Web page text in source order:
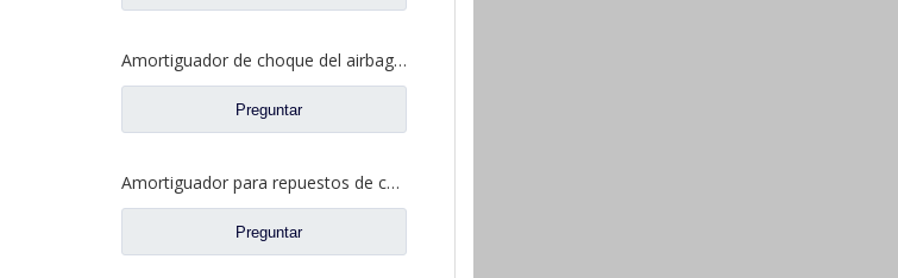
Amortiguador de choque del airbag de la suspensión trasera del taxi para los recambios 64106-Y40D0 del camión de JAC
Preguntar
Amortiguador para repuestos de camiones CAMC 29AP5-05010
Preguntar